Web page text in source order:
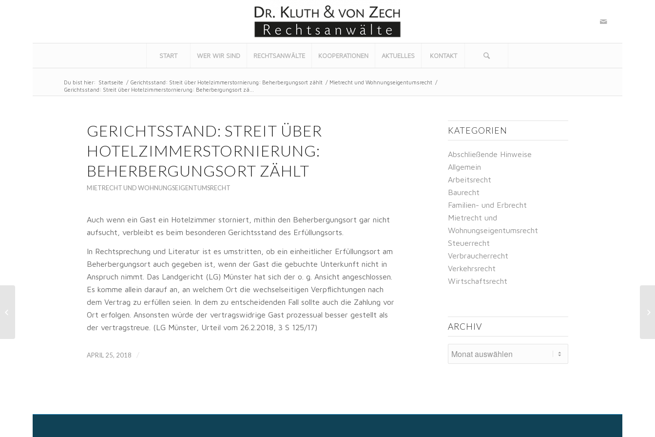
START WER WIR SIND RECHTSANWÄLTE KOOPERATIONEN AKTUELLES KONTAKT
Du bist hier: Startseite / Gerichtsstand: Streit über Hotelzimmerstornierung: Beherbergungsort zählt / Mietrecht und Wohnungseigentumsrecht /
Gerichtsstand: Streit über Hotelzimmerstornierung: Beherbergungsort zä...
GERICHTSSTAND: STREIT ÜBER
HOTELZIMMERSTORNIERUNG:
BEHERBERGUNGSORT ZÄHLT
MIETRECHT UND WOHNUNGSEIGENTUMSRECHT
Auch wenn ein Gast ein Hotelzimmer storniert, mithin den Beherbergungsort gar nicht
aufsucht, verbleibt es beim besonderen Gerichtsstand des Erfüllungsorts.
In Rechtsprechung und Literatur ist es umstritten, ob ein einheitlicher Erfüllungsort am
Beherbergungsort auch gegeben ist, wenn der Gast die gebuchte Unterkunft nicht in
Anspruch nimmt. Das Landgericht (LG) Münster hat sich der o. g. Ansicht angeschlossen.
Es komme allein darauf an, an welchem Ort die wechselseitigen Verpflichtungen nach
dem Vertrag zu erfüllen seien. In dem zu entscheidenden Fall sollte auch die Zahlung vor
Ort erfolgen. Ansonsten würde der vertragswidrige Gast prozessual besser gestellt als
der vertragstreue. (LG Münster, Urteil vom 26.2.2018, 3 S 125/17)
APRIL 25, 2018 /
KATEGORIEN
Abschließende Hinweise
Allgemein
Arbeitsrecht
Baurecht
Familien- und Erbrecht
Mietrecht und
Wohnungseigentumsrecht
Steuerrecht
Verbraucherrecht
Verkehrsrecht
Wirtschaftsrecht
ARCHIV